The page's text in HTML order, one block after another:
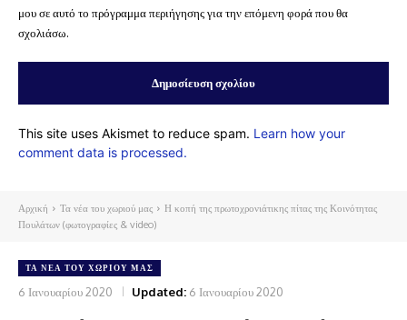
μου σε αυτό το πρόγραμμα περιήγησης για την επόμενη φορά που θα
σχολιάσω.
This site uses Akismet to reduce spam. Learn how your
comment data is processed.